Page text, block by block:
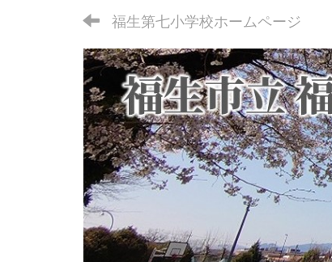
福生第七小学校ホームページ